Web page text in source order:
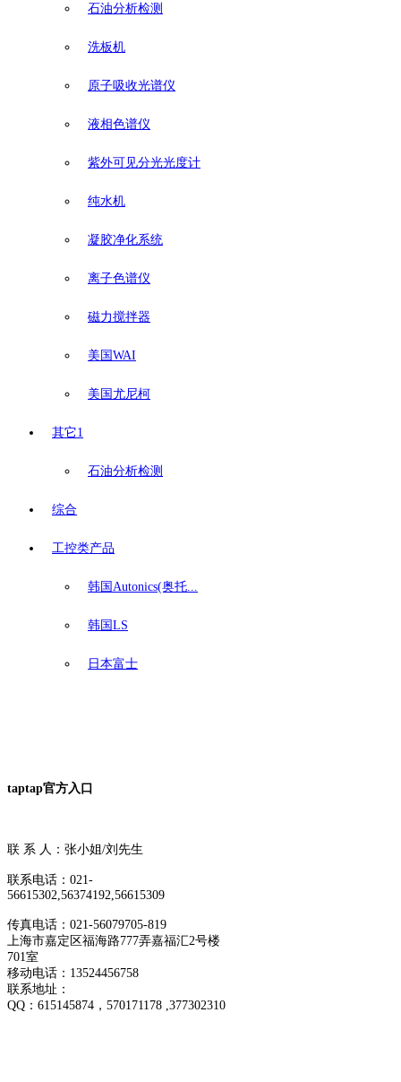
石油分析检测
洗板机
原子吸收光谱仪
液相色谱仪
紫外可见分光光度计
纯水机
凝胶净化系统
离子色谱仪
磁力搅拌器
美国WAI
美国尤尼柯
其它1
石油分析检测
综合
工控类产品
韩国Autonics(奥托...
韩国LS
日本富士
taptap官方入口
联 系 人：张小姐/刘先生
联系电话：021-
56615302,56374192,56615309
传真电话：021-56079705-819
上海市嘉定区福海路777弄嘉福汇2号楼
701室
移动电话：13524456758
联系地址：
QQ： 615145874 ，570171178 ,377302310